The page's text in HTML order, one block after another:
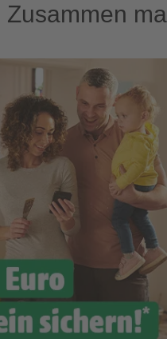
Zusammen